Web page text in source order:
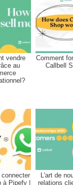
et
outil
selling est
dû